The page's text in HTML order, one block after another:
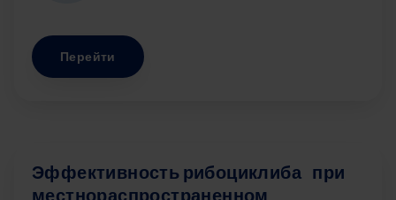
Перейти
Эффективность рибоциклиба при
местнораспространенном